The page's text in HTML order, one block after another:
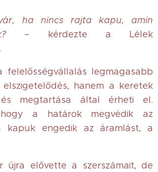
ha nincs rajta kapu, amin
– kérdezte a Lélek
felelősségvállalás legmagasabb
hanem a keretek
és megtartása által érheti el.
a határok megvédik az
kapuk engedik az áramlást, a
újra elővette a szerszámait, de